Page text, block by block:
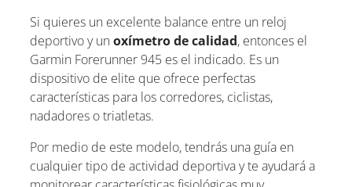
Si quieres un excelente balance entre un reloj
deportivo y unoxímetro de calidad, entonces el
Garmin Forerunner 945 es el indicado. Es un
dispositivo de elite que ofrece perfectas
características para los corredores, ciclistas,
nadadores o triatletas.
Por medio de este modelo, tendrás una guía en
cualquier tipo de actividad deportiva y te ayudará a